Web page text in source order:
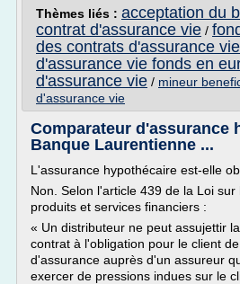
Thèmes liés : acceptation du
contrat d'assurance vie /
des contrats d'assurance vie
d'assurance vie fonds en
d'assurance vie / mineur
d'assurance vie
Comparateur d'assurance
Banque Laurentienne ...
L'assurance hypothécaire est-elle
Non. Selon l'article 439 de la Loi
produits et services financiers :
« Un distributeur ne peut assujettir
contrat à l'obligation pour le client
d'assurance auprès d'un assureur
exercer de pressions indues sur le